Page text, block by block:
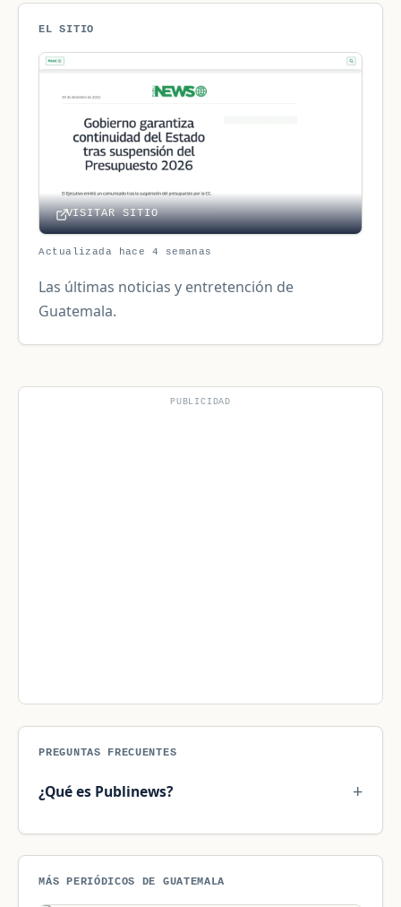
EL SITIO
VISITAR SITIO
Actualizada hace 4 semanas
Las últimas noticias y entretención de
Guatemala.
PUBLICIDAD
PREGUNTAS FRECUENTES
¿Qué es Publinews?
MÁS PERIÓDICOS DE GUATEMALA